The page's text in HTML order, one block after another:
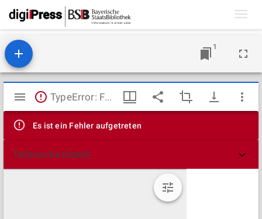
1
Mirador
Viewer
TypeError: Failed to fetch
Es ist ein Fehler aufgetreten
Technische Details